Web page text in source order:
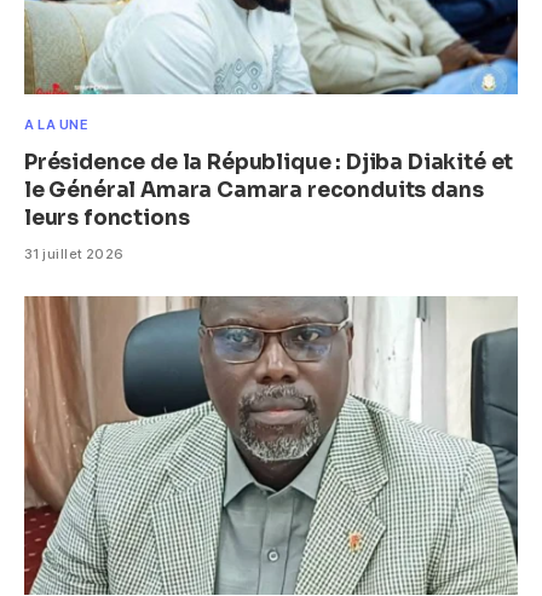
A LA UNE
Présidence de la République : Djiba Diakité et
le Général Amara Camara reconduits dans
leurs fonctions
31 juillet 2026